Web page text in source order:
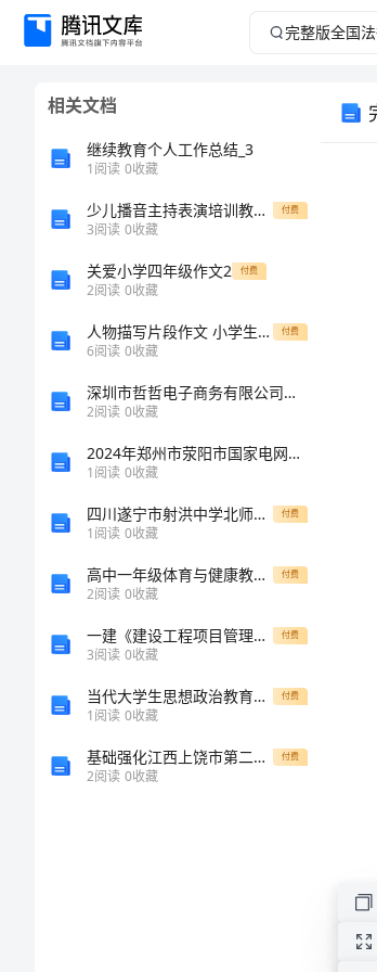
完
【全
相关文档
继续教育个人工作总结_3
1阅读 0收藏
少儿播音主持表演培训教材样稿 付费
3阅读 0收藏
关爱小学四年级作文2 付费
2阅读 0收藏
人物描写片段作文 小学生作文大全 付费
6阅读 0收藏
深圳市哲哲电子商务有限公司介绍企业发展分析报告
2阅读 0收藏
2024年郑州市荥阳市国家电网招聘之文学哲学类考试题库及答案（名师系列）
1阅读 0收藏
四川遂宁市射洪中学北师大版物理九年级第十一章简单电路专题攻克试卷（解析版含答案） 付费
1阅读 0收藏
高中一年级体育与健康教案集(最新)：技巧支撑跳跃第1—6课 付费
2阅读 0收藏
一建《建设工程项目管理》自我检测（附答案） 付费
3阅读 0收藏
当代大学生思想政治教育生活化问题研究 付费
1阅读 0收藏
基础强化江西上饶市第二中学数学七年级上册第四单元几何图形初步专题训练练习题（含答案详解） 付费
2阅读 0收藏